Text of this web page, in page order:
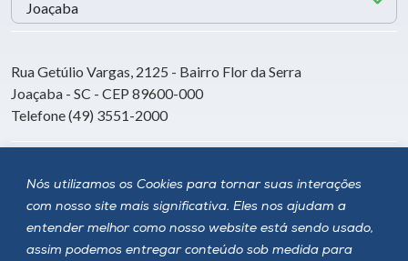
Nós utilizamos os Cookies para tornar suas interações
com nosso site mais significativa. Eles nos ajudam a
entender melhor como nosso website está sendo usado,
assim podemos entregar conteúdo sob medida para
Rua Getúlio Vargas, 2125 - Bairro Flor da Serra
Joaçaba - SC - CEP 89600-000
Telefone (49) 3551-2000
Siga a Unoesc